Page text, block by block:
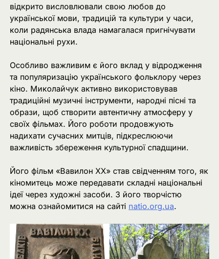
відкрито висловлювали свою любов до
української мови, традицій та культури у часи,
коли радянська влада намагалася пригнічувати
національні рухи.
Особливо важливим є його вклад у відродження
та популяризацію українського фольклору через
кіно. Миколайчук активно використовував
традиційні музичні інструменти, народні пісні та
образи, щоб створити автентичну атмосферу у
своїх фільмах. Його роботи продовжують
надихати сучасних митців, підкреслюючи
важливість збереження культурної спадщини.
Його фільм «Вавилон ХХ» став свідченням того, як
кіномитець може передавати складні національні
ідеї через художні засоби. З його творчістю
можна ознайомитися на сайті natio.org.ua.